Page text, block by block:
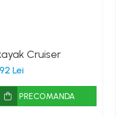
Cruiser
Lei
PRECOMANDA